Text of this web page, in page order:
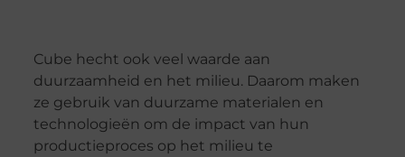
Cube hecht ook veel waarde aan
duurzaamheid en het milieu. Daarom maken
ze gebruik van duurzame materialen en
technologieën om de impact van hun
productieproces op het milieu te